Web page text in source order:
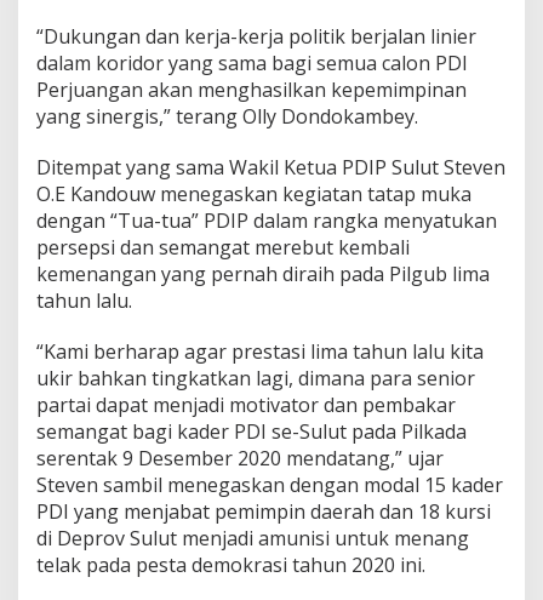
“Dukungan dan kerja-kerja politik berjalan linier
dalam koridor yang sama bagi semua calon PDI
Perjuangan akan menghasilkan kepemimpinan
yang sinergis,” terang Olly Dondokambey.
Ditempat yang sama Wakil Ketua PDIP Sulut Steven
O.E Kandouw menegaskan kegiatan tatap muka
dengan “Tua-tua” PDIP dalam rangka menyatukan
persepsi dan semangat merebut kembali
kemenangan yang pernah diraih pada Pilgub lima
tahun lalu.
“Kami berharap agar prestasi lima tahun lalu kita
ukir bahkan tingkatkan lagi, dimana para senior
partai dapat menjadi motivator dan pembakar
semangat bagi kader PDI se-Sulut pada Pilkada
serentak 9 Desember 2020 mendatang,” ujar
Steven sambil menegaskan dengan modal 15 kader
PDI yang menjabat pemimpin daerah dan 18 kursi
di Deprov Sulut menjadi amunisi untuk menang
telak pada pesta demokrasi tahun 2020 ini.